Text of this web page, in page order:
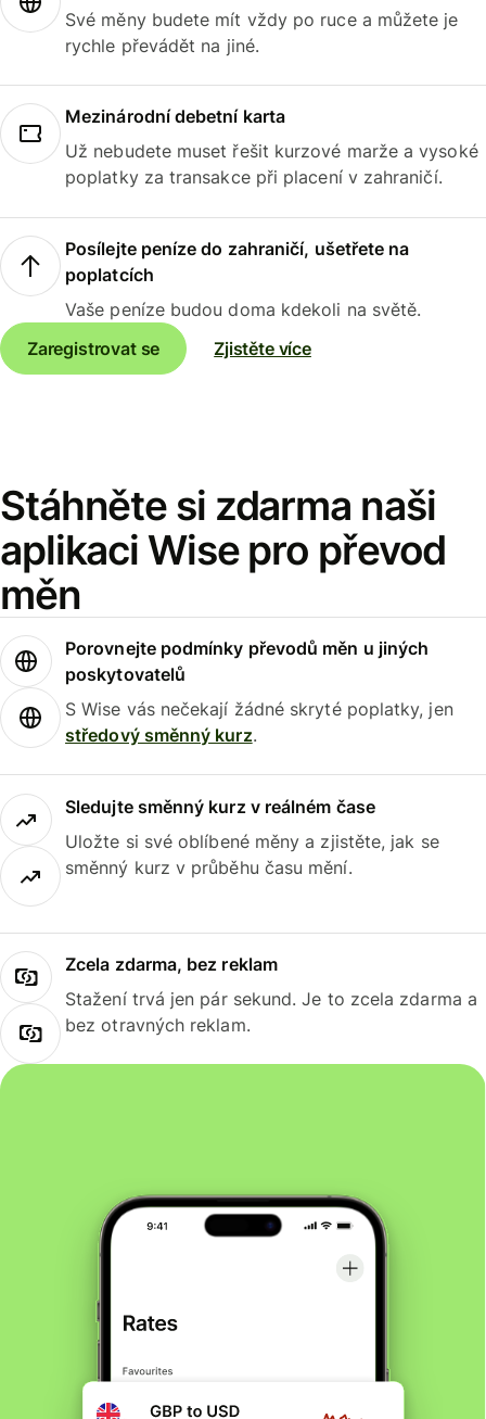
Své měny budete mít vždy po ruce a můžete je
rychle převádět na jiné.
Mezinárodní debetní karta
Už nebudete muset řešit kurzové marže a vysoké
poplatky za transakce při placení v zahraničí.
Posílejte peníze do zahraničí, ušetřete na
poplatcích
Vaše peníze budou doma kdekoli na světě.
Zaregistrovat se
Zjistěte více
Stáhněte si zdarma naši
aplikaci Wise pro převod
měn
Porovnejte podmínky převodů měn u jiných
poskytovatelů
S Wise vás nečekají žádné skryté poplatky, jen
středový směnný kurz.
Sledujte směnný kurz v reálném čase
Uložte si své oblíbené měny a zjistěte, jak se
směnný kurz v průběhu času mění.
Zcela zdarma, bez reklam
Stažení trvá jen pár sekund. Je to zcela zdarma a
bez otravných reklam.